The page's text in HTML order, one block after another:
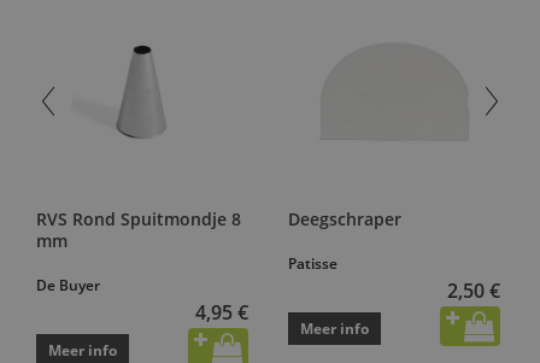
RVS Rond Spuitmondje 8
mm
De Buyer
4,95 €
Meer info
Deegschraper
Patisse
2,50 €
Meer info